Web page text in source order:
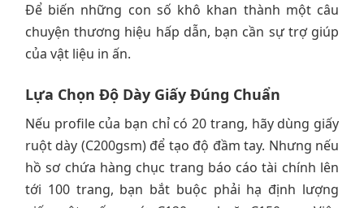
Để biến những con số khô khan thành một câu
chuyện thương hiệu hấp dẫn, bạn cần sự trợ giúp
của vật liệu in ấn.
Lựa Chọn Độ Dày Giấy Đúng Chuẩn
Nếu profile của bạn chỉ có 20 trang, hãy dùng giấy
ruột dày (C200gsm) để tạo độ đầm tay. Nhưng nếu
hồ sơ chứa hàng chục trang báo cáo tài chính lên
tới 100 trang, bạn bắt buộc phải hạ định lượng